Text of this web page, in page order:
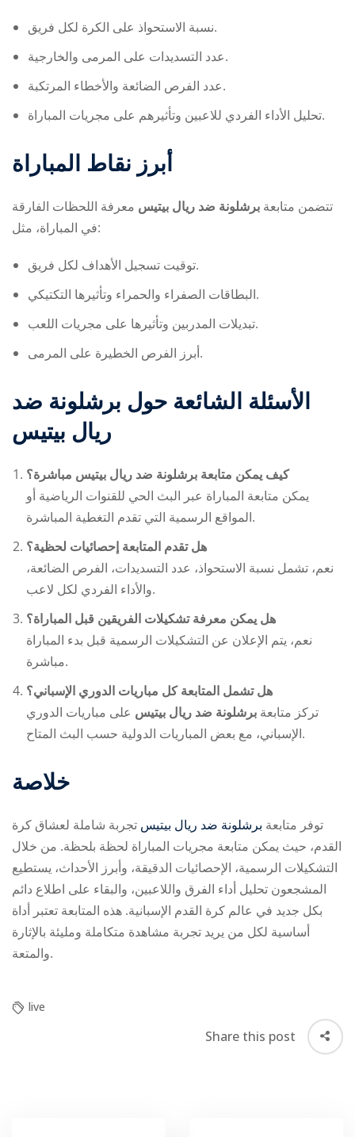
نسبة الاستحواذ على الكرة لكل فريق.
عدد التسديدات على المرمى والخارجية.
عدد الفرص الضائعة والأخطاء المرتكبة.
تحليل الأداء الفردي للاعبين وتأثيرهم على مجريات المباراة.
أبرز نقاط المباراة
تتضمن متابعة برشلونة ضد ريال بيتيس معرفة اللحظات الفارقة
في المباراة، مثل:
توقيت تسجيل الأهداف لكل فريق.
البطاقات الصفراء والحمراء وتأثيرها التكتيكي.
تبديلات المدربين وتأثيرها على مجريات اللعب.
أبرز الفرص الخطيرة على المرمى.
الأسئلة الشائعة حول برشلونة ضد
ريال بيتيس
كيف يمكن متابعة برشلونة ضد ريال بيتيس مباشرة؟
يمكن متابعة المباراة عبر البث الحي للقنوات الرياضية أو
المواقع الرسمية التي تقدم التغطية المباشرة.
هل تقدم المتابعة إحصائيات لحظية؟
نعم، تشمل نسبة الاستحواذ، عدد التسديدات، الفرص الضائعة،
والأداء الفردي لكل لاعب.
هل يمكن معرفة تشكيلات الفريقين قبل المباراة؟
نعم، يتم الإعلان عن التشكيلات الرسمية قبل بدء المباراة
مباشرة.
هل تشمل المتابعة كل مباريات الدوري الإسباني؟
تركز متابعة برشلونة ضد ريال بيتيس على مباريات الدوري
الإسباني، مع بعض المباريات الدولية حسب البث المتاح.
خلاصة
توفر متابعة برشلونة ضد ريال بيتيس تجربة شاملة لعشاق كرة
القدم، حيث يمكن متابعة مجريات المباراة لحظة بلحظة. من خلال
التشكيلات الرسمية، الإحصائيات الدقيقة، وأبرز الأحداث، يستطيع
المشجعون تحليل أداء الفرق واللاعبين، والبقاء على اطلاع دائم
بكل جديد في عالم كرة القدم الإسبانية. هذه المتابعة تعتبر أداة
أساسية لكل من يريد تجربة مشاهدة متكاملة ومليئة بالإثارة
والمتعة.
live
Share this post